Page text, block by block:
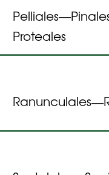
Pelliales—
Proteales
Ranunculales—